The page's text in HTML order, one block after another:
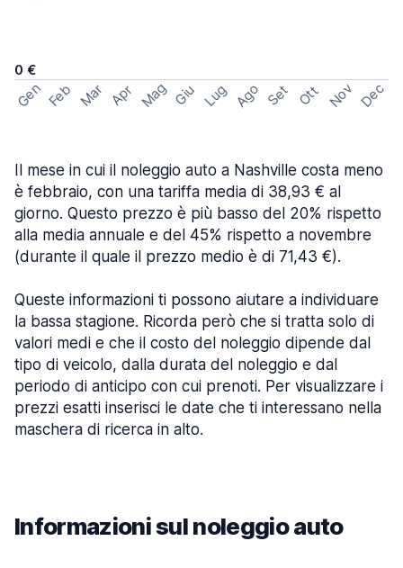
0 €
Gen Feb Mar Apr Mag Giu Lug Ago Set Ott Nov Dec
Il mese in cui il noleggio auto a Nashville costa meno
è febbraio, con una tariffa media di 38,93 € al
giorno. Questo prezzo è più basso del 20% rispetto
alla media annuale e del 45% rispetto a novembre
(durante il quale il prezzo medio è di 71,43 €).
Queste informazioni ti possono aiutare a individuare
la bassa stagione. Ricorda però che si tratta solo di
valori medi e che il costo del noleggio dipende dal
tipo di veicolo, dalla durata del noleggio e dal
periodo di anticipo con cui prenoti. Per visualizzare i
prezzi esatti inserisci le date che ti interessano nella
maschera di ricerca in alto.
Informazioni sul noleggio auto